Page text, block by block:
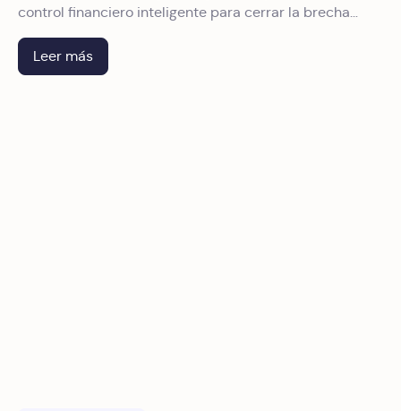
control financiero inteligente para cerrar la brecha
entre pagar, comprobar y conciliar el gasto
empresarial en México.
Leer más